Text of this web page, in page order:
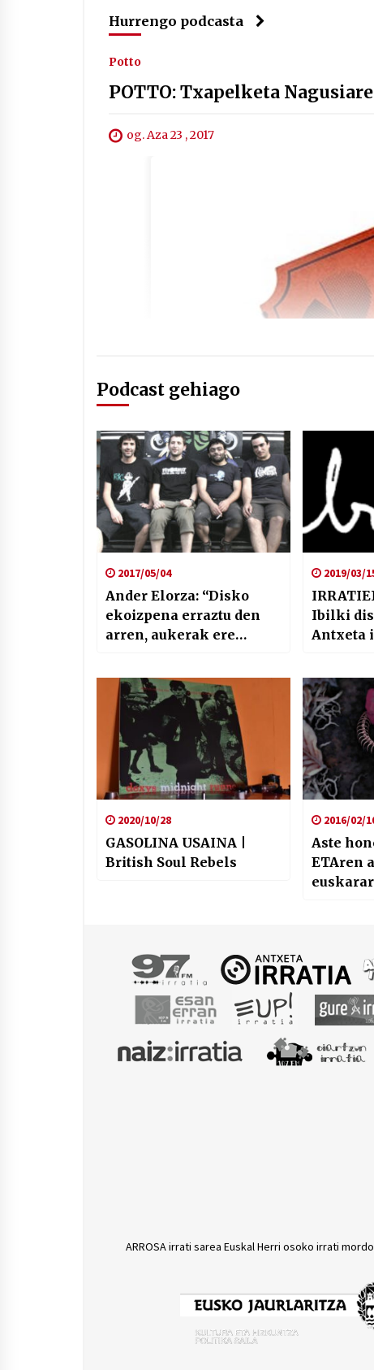
Hurrengo podcasta
Potto
POTTO: Txapelketa
og. Aza 23 , 2017
Podcast gehiago
2017/05/04
Ander Elorza: “Disko
ekoizpena erraztu den
arren, aukerak ere
2019/03/
Ibilki
Antxeta
2020/10/28
GASOLINA USAINA |
British Soul Rebels
2016/02/
Aste
ETAren
ARROSA irrati sarea Euskal Herri osoko irrati